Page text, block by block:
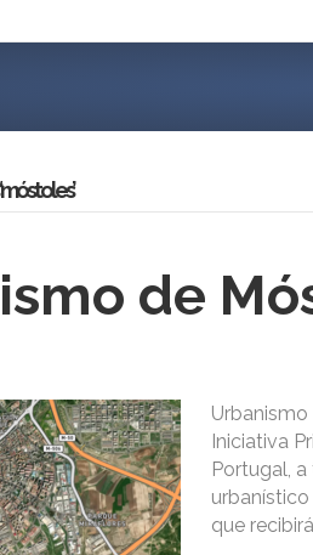
de
Iniciativa
Portugal,
que